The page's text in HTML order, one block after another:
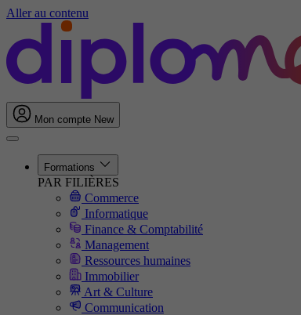
Aller au contenu
Mon compte New
Formations
PAR FILIÈRES
Commerce
Informatique
Finance & Comptabilité
Management
Ressources humaines
Immobilier
Art & Culture
Communication